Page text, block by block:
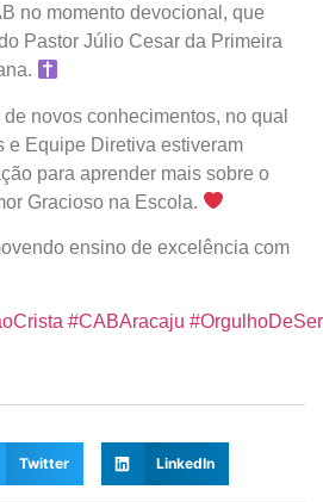
no momento devocional, que
Pastor Júlio Cesar da Primeira
novos conhecimentos, no qual
e Equipe Diretiva estiveram
para aprender mais sobre o
Gracioso na Escola.
ensino de excelência com
#CABAracaju
Twitter LinkedIn